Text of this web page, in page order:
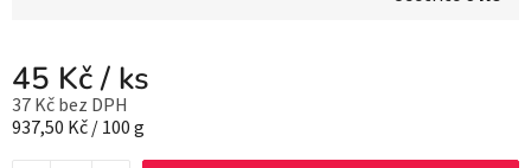
45 Kč/ ks
37 Kč bez DPH
Měrná cena:
937,50 Kč / 100 g